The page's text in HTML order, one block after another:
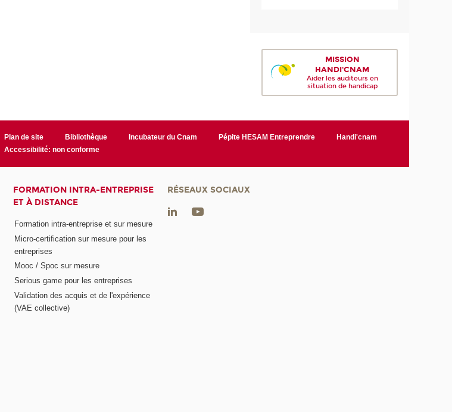
MISSION
HANDI'CNAM
Aider les auditeurs en
situation de handicap
Plan de site Bibliothèque Incubateur du Cnam Pépite HESAM Entreprendre
Handi'cnam
Accessibilité: non conforme
FORMATION INTRA-ENTREPRISE
ET À DISTANCE
Formation intra-entreprise et sur mesure
Micro-certification sur mesure pour les
entreprises
Mooc / Spoc sur mesure
Serious game pour les entreprises
Validation des acquis et de l'expérience
(VAE collective)
RÉSEAUX SOCIAUX